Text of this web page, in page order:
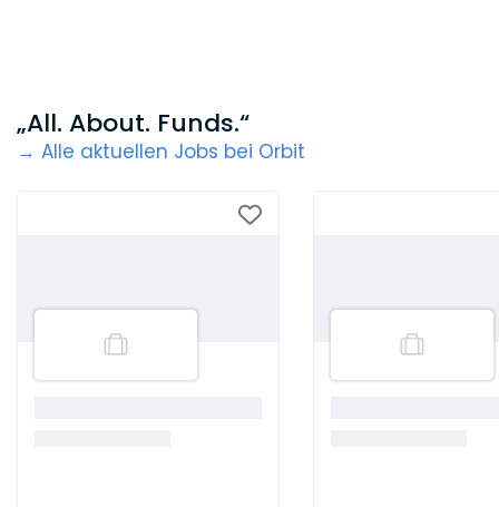
„All. About. Funds.“
→ Alle aktuellen Jobs bei Orbit